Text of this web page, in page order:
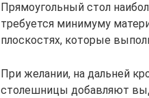
Прямоугольный стол
требуется минимуму
плоскостях, которые
При желании, на дальней
столешницы добавляют